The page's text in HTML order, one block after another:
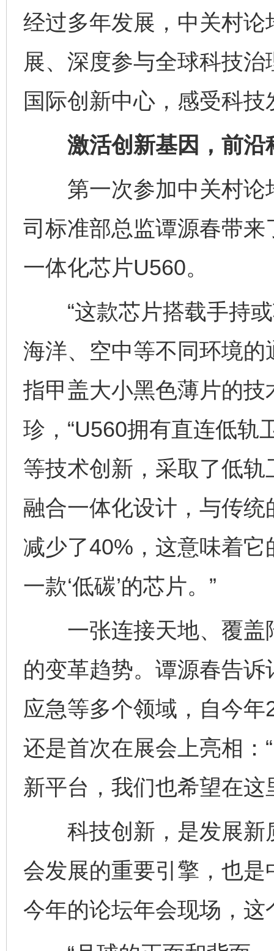
经过多年发展，中关村
展、深度参与全球科技
国际创新中心，感受科
激活创新基因，前沿
第一次参加中关村论
司标准部总监谭源春带
一体化芯片U560。
“这款芯片搭载手持或
海洋、空中等不同环境的
指甲盖大小黑色薄片的
珍，“U560拥有直连低轨
等技术创新，采取了低
融合一体化设计，与传
减少了40%，这意味着
一款‘低碳’的芯片。”
一张连接天地、覆盖
的变革趋势。谭源春告
应急等多个领域，自今
还是首次在展会上亮相：
新平台，我们也希望在
科技创新，是发展新
会发展的重要引擎，也
今年的论坛年会现场，